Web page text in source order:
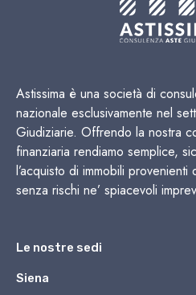
Astissima è una società di
nazionale esclusivamente nel
Giudiziarie. Offrendo la nostra
finanziaria rendiamo semplice,
l’acquisto di immobili
senza rischi ne’ spiacevoli
Le nostre sedi
Siena